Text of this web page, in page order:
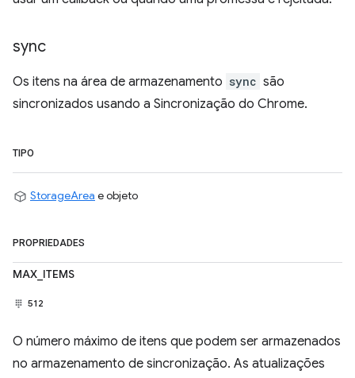
sync
Os itens na área de armazenamento sync são
sincronizados usando a Sincronização do Chrome.
TIPO
StorageArea e objeto
PROPRIEDADES
MAX_ITEMS
512
O número máximo de itens que podem ser armazenados
no armazenamento de sincronização. As atualizações